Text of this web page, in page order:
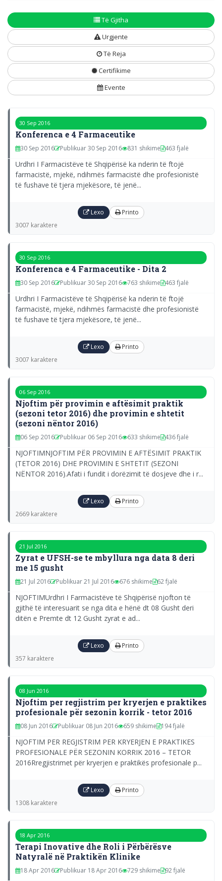
Të Gjitha
Urgjente
Të Reja
Certifikime
Evente
30 Sep 2016
Konferenca e 4 Farmaceutike
30 Sep 2016 Publikuar 30 Sep 2016 831 shikime 463 fjalë
Urdhri I Farmacistëve të Shqipërisë ka nderin të ftojë
farmacistë, mjekë, ndihmës farmacistë dhe profesionistë
të fushave të tjera mjekësore, të jenë...
Lexo Printo
3007 karaktere
30 Sep 2016
Konferenca e 4 Farmaceutike - Dita 2
30 Sep 2016 Publikuar 30 Sep 2016 763 shikime 463 fjalë
Urdhri I Farmacistëve të Shqipërisë ka nderin të ftojë
farmacistë, mjekë, ndihmës farmacistë dhe profesionistë
të fushave të tjera mjekësore, të jenë...
Lexo Printo
3007 karaktere
06 Sep 2016
Njoftim për provimin e aftësimit praktik
(sezoni tetor 2016) dhe provimin e shtetit
(sezoni nëntor 2016)
06 Sep 2016 Publikuar 06 Sep 2016 633 shikime 436 fjalë
NJOFTIMNJOFTIM PËR PROVIMIN E AFTËSIMIT PRAKTIK
(TETOR 2016) DHE PROVIMIN E SHTETIT (SEZONI
NËNTOR 2016).Afati i fundit i dorëzimit të dosjeve dhe i r...
Lexo Printo
2669 karaktere
21 Jul 2016
Zyrat e UFSH-se te mbyllura nga data 8 deri
me 15 gusht
21 Jul 2016 Publikuar 21 Jul 2016 676 shikime 62 fjalë
NJOFTIMUrdhri I Farmacistëve të Shqipërisë njofton të
gjithë të interesuarit se nga dita e hënë dt 08 Gusht deri
ditën e Premte dt 12 Gusht zyrat e ad...
Lexo Printo
357 karaktere
08 Jun 2016
Njoftim per regjistrim per kryerjen e praktikes
profesionale për sezonin korrik - tetor 2016
08 Jun 2016 Publikuar 08 Jun 2016 659 shikime 194 fjalë
NJOFTIM PER REGJISTRIM PER KRYERJEN E PRAKTIKES
PROFESIONALE PËR SEZONIN KORRIK 2016 – TETOR
2016Rregjistrimet për kryerjen e praktikës profesionale p...
Lexo Printo
1308 karaktere
18 Apr 2016
Terapi Inovative dhe Roli i Përbërësve
Natyralë në Praktikën Klinike
18 Apr 2016 Publikuar 18 Apr 2016 729 shikime 92 fjalë